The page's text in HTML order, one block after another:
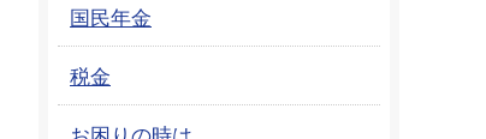
国民年金
税金